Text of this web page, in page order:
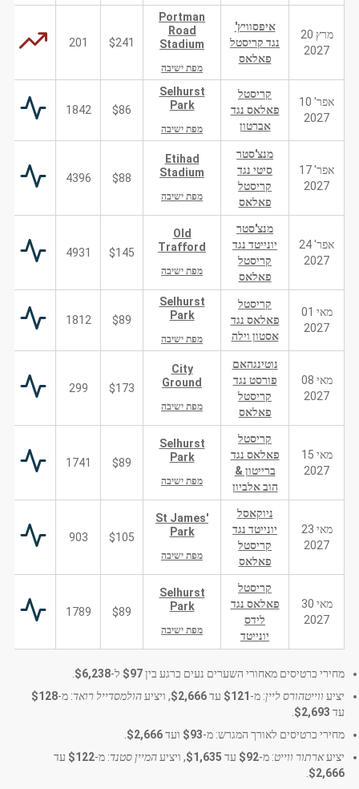
מרץ 20
2027
איפסוויץ'
נגד קריסטל
פאלאס
Portman
Road
Stadium
מפת ישיבה
$241
201
אפר' 10
2027
קריסטל
פאלאס נגד
אברטון
Selhurst
Park
מפת ישיבה
$86
1842
אפר' 17
2027
מנצ'סטר
סיטי נגד
קריסטל
פאלאס
Etihad
Stadium
מפת ישיבה
$88
4396
אפר' 24
2027
מנצ'סטר
יונייטד נגד
קריסטל
פאלאס
Old
Trafford
מפת ישיבה
$145
4931
מאי 01
2027
קריסטל
פאלאס נגד
אסטון וילה
Selhurst
Park
מפת ישיבה
$89
1812
מאי 08
2027
נוטינגהאם
פורסט נגד
קריסטל
פאלאס
City
Ground
מפת ישיבה
$173
299
מאי 15
2027
קריסטל
פאלאס נגד
ברייטון &
הוב אלביון
Selhurst
Park
מפת ישיבה
$89
1741
מאי 23
2027
ניוקאסל
יונייטד נגד
קריסטל
פאלאס
St James'
Park
מפת ישיבה
$105
903
מאי 30
2027
קריסטל
פאלאס נגד
לידס
יונייטד
Selhurst
Park
מפת ישיבה
$89
1789
מחירי כרטיסים מאחורי השערים נעים כרגע בין$97 ל-$6,238
יציע ווייטהורס ליין: מ- $121 עד$2,666, ויציעהולמסדייל רואד: מ-$128
עד $2,693
מחירי כרטיסים לאורך המגרש: מ-$93 ועד$2,666
יציעארתור ווייט: מ-$92 עד $1,635, ויציעהמיין סטנד: מ-$122 עד
$2,666